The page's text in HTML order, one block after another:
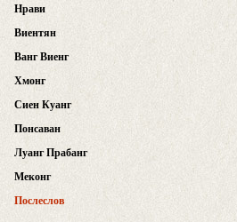
Нрави
Виентян
Ванг Виенг
Хмонг
Сиен Куанг
Понсаван
Луанг Прабанг
Меконг
Послеслов